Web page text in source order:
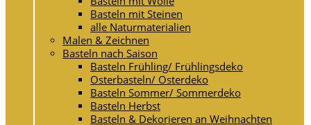
Basteln mit Steinen
alle Naturmaterialien
Malen & Zeichnen
Basteln nach Saison
Basteln Frühling/ Frühlingsdeko
Osterbasteln/ Osterdeko
Basteln Sommer/ Sommerdeko
Basteln Herbst
Basteln & Dekorieren an Weihnachten